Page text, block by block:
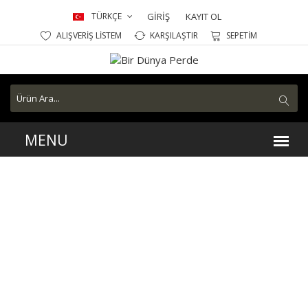
TÜRKÇE GİRİŞ KAYIT OL
ALIŞVERİŞ LİSTEM KARŞILAŞTIR SEPETİM